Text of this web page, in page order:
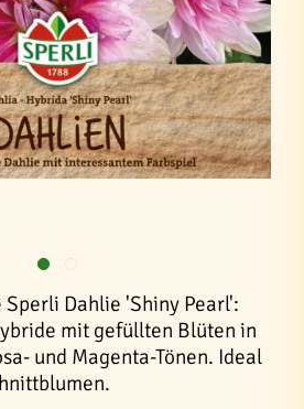
Dahlie 'Shiny Pearl':
mit gefüllten Blüten in
und Magenta-Tönen. Ideal